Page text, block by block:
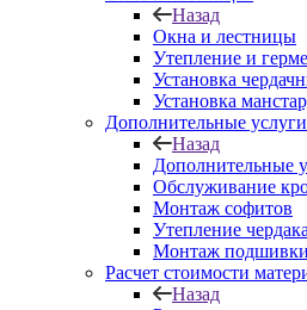
Назад
Окна и лестницы
Утепление и
Установка
Установка
Дополнительные услуги
Назад
Дополнительные
Обслуживание
Монтаж софитов
Утепление
Монтаж подшивки
Расчет стоимости
Назад